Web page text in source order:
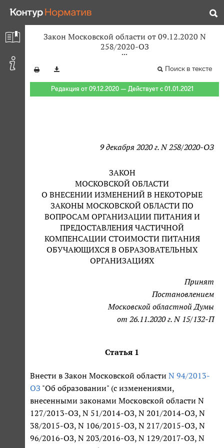
Закон Московской области от 09.12.2020 N
258/2020-ОЗ
Поиск в тексте
Редакция от 09.12.2020 — Действует с 01.01.2021
9 декабря 2020 г. N 258/2020-ОЗ
ЗАКОН
МОСКОВСКОЙ ОБЛАСТИ
О ВНЕСЕНИИ ИЗМЕНЕНИЙ В НЕКОТОРЫЕ
ЗАКОНЫ МОСКОВСКОЙ ОБЛАСТИ ПО
ВОПРОСАМ ОРГАНИЗАЦИИ ПИТАНИЯ И
ПРЕДОСТАВЛЕНИЯ ЧАСТИЧНОЙ
КОМПЕНСАЦИИ СТОИМОСТИ ПИТАНИЯ
ОБУЧАЮЩИХСЯ В ОБРАЗОВАТЕЛЬНЫХ
ОРГАНИЗАЦИЯХ
Принят
Постановлением
Московской областной Думы
от 26.11.2020 г. N 15/132-П
Статья 1
Внести в Закон Московской области N 94/2013-
ОЗ "Об образовании" (с изменениями,
внесенными законами Московской области N
127/2013-ОЗ, N 51/2014-ОЗ, N 201/2014-ОЗ, N
38/2015-ОЗ, N 106/2015-ОЗ, N 217/2015-ОЗ, N
96/2016-ОЗ, N 203/2016-ОЗ, N 129/2017-ОЗ, N